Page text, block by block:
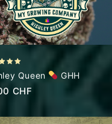
5
Queen GHH
CHF